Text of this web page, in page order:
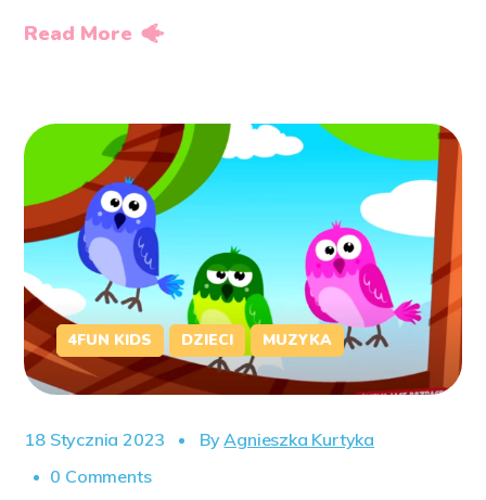
Read More
4FUN KIDS DZIECI MUZYKA
18 Stycznia 2023 ByAgnieszka Kurtyka
0 Comments